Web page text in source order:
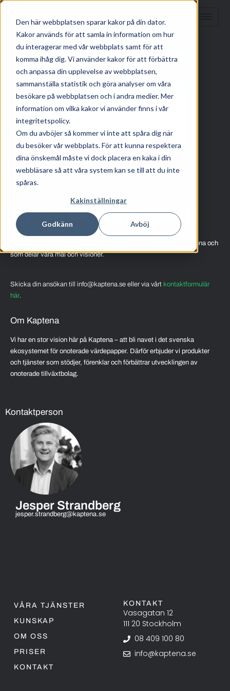
Den här webbplatsen sparar kakor på din dator.
Kakor används för att samla in information om hur
du interagerar med vår webbplats samt för att
komma ihåg dig. Vi använder kakor för att förbättra
och anpassa din upplevelse av webbplatsen,
sammanställa statistik och göra analyser om våra
besökare på webbplatsen och i andra medier. Mer
information om vilka kakor vi använder finns i vår
integritetspolicy.
Om du avböjer så kommer vi inte att spåra dig när
du besöker vår webbplats. För att kunna respektera
dina önskemål måste vi dock placera en kaka i din
webbläsare så att våra system kan se till att du inte
spåras.
Kakinställningar
Godkänn Avböj
HEM/ OM OSS / LEDIGA JOBB
Spontanansökan
Just nu söker vi inga nya medarbetare. Men vi tar gärna emot
spontanansökningar från drivna personer som vill jobba på Kaptena och
som delar våra mål och visioner.
Skicka din ansökan till info@kaptena.se eller via vårt kontaktformulär
här.
Om Kaptena
Vi har en stor vision här på Kaptena – att bli navet i det svenska
ekosystemet för onoterade värdepapper. Därför erbjuder vi produkter
och tjänster som stödjer, förenklar och förbättrar utvecklingen av
onoterade tillväxtbolag.
Kontaktperson
Jesper Strandberg
jesper.strandberg@kaptena.se
VÅRA TJÄNSTER
KUNSKAP
OM OSS
PRISER
KONTAKT
KONTAKT
Vasagatan 12
111 20 Stockholm
08 409 100 80
info@kaptena.se